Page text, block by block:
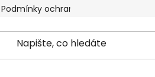
Podmínky ochrany osobních údajů